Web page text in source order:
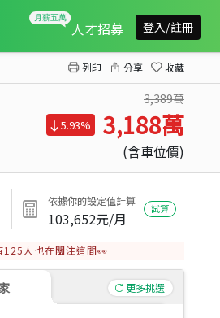
人才招募 登入/註冊
列印 分享 收藏
3,389萬
5.93% 3,188萬
(含車位價)
依據你的設定值計算
103,652元/月
試算
125 人也在關注這間👀
更多挑選